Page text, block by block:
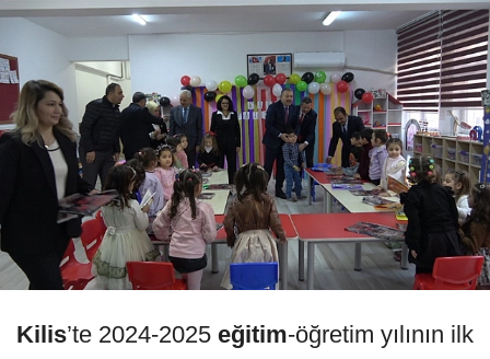
Kilis’te 2024-2025 eğitim-öğretim yılının ilk